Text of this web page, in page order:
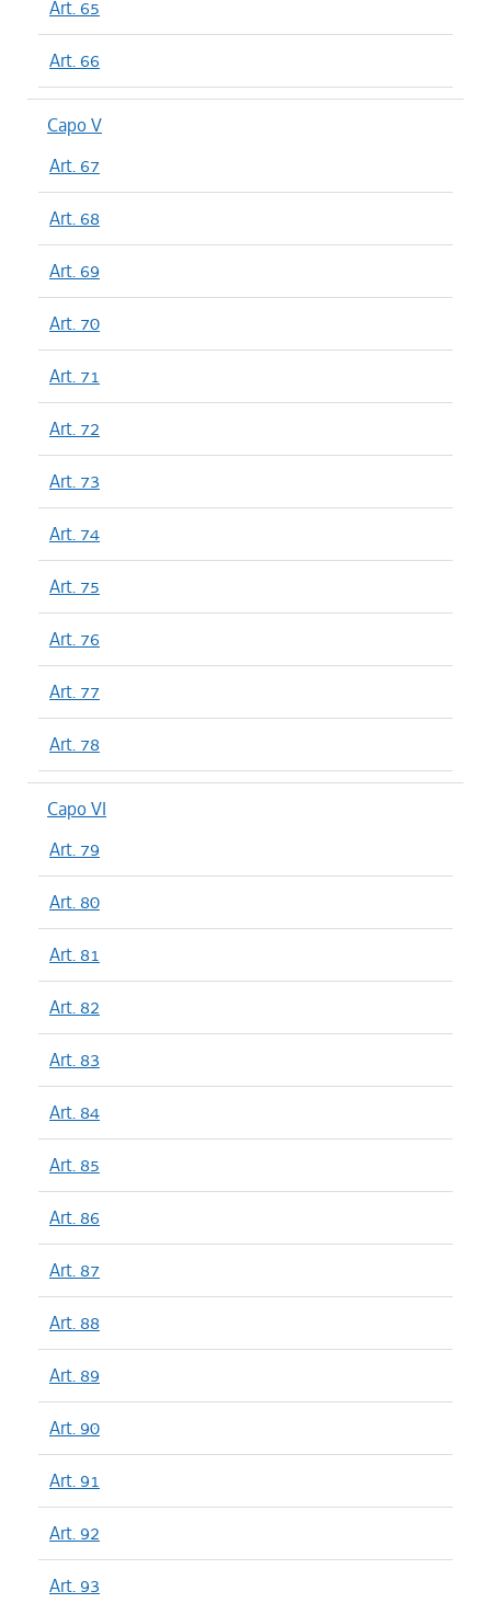
Art. 65
Art. 66
Capo V
Art. 67
Art. 68
Art. 69
Art. 70
Art. 71
Art. 72
Art. 73
Art. 74
Art. 75
Art. 76
Art. 77
Art. 78
Capo VI
Art. 79
Art. 80
Art. 81
Art. 82
Art. 83
Art. 84
Art. 85
Art. 86
Art. 87
Art. 88
Art. 89
Art. 90
Art. 91
Art. 92
Art. 93